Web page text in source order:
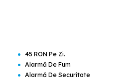
• 45 RON Pe Zi.
• Alarmă De Fum
• Alarmă De Securitate